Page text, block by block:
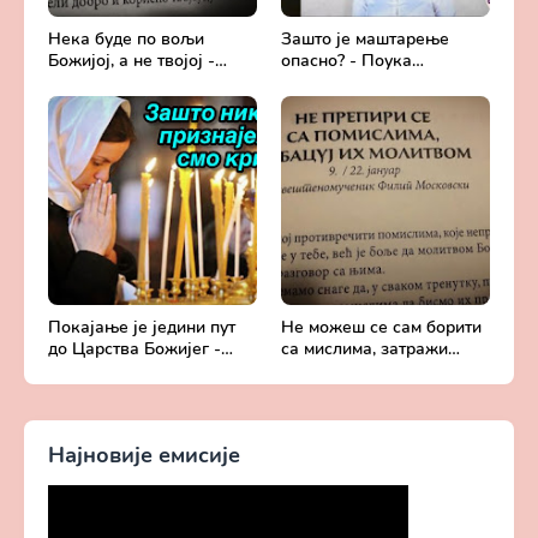
Нека буде по вољи
Божијој, а не твојој -
дан
Зашто је маштарење
опасно? - Поука
Карелина
Покајање је једини пут
до Царства Божијег -
без Христа
Не можеш се сам борити
са мислима, затражи
Добротољубље за сваки
Најновије емисије